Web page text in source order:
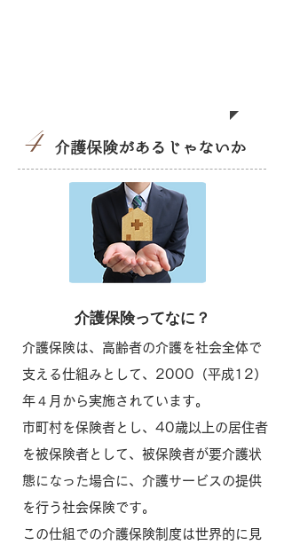
介護保険があるじゃないか
4
介護保険ってなに？
介護保険は、高齢者の介護を社会全体で
支える仕組みとして、2000（平成12）
年４月から実施されています。
市町村を保険者とし、40歳以上の居住者
を被保険者として、被保険者が要介護状
態になった場合に、介護サービスの提供
を行う社会保険です。
この仕組での介護保険制度は世界的に見